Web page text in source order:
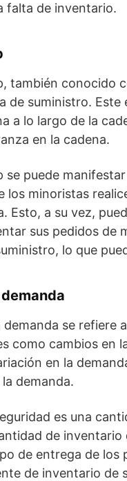
falta de inventario.
también conocido
de suministro.
a lo largo de la
en la cadena.
se puede
los minoristas
Esto, a su vez,
sus pedidos de
lo que
demanda se refiere
como cambios en
en la
demanda.
es una
de
de entrega de
de inventario de